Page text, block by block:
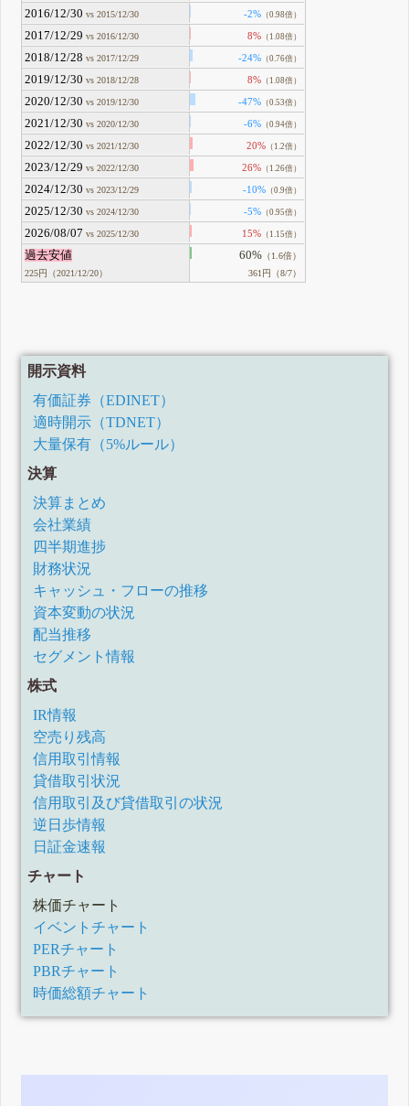
2016/12/30 vs 2015/12/30 -2% （0.98倍）
2017/12/29 vs 2016/12/30 8% （1.08倍）
2018/12/28 vs 2017/12/29 -24% （0.76倍）
2019/12/30 vs 2018/12/28 8% （1.08倍）
2020/12/30 vs 2019/12/30 -47% （0.53倍）
2021/12/30 vs 2020/12/30 -6% （0.94倍）
2022/12/30 vs 2021/12/30 20% （1.2倍）
2023/12/29 vs 2022/12/30 26% （1.26倍）
2024/12/30 vs 2023/12/29 -10% （0.9倍）
2025/12/30 vs 2024/12/30 -5% （0.95倍）
2026/08/07 vs 2025/12/30 15% （1.15倍）
過去安値
225円（2021/12/20）
60% （1.6倍）
361円（8/7）
開示資料
有価証券（EDINET）
適時開示（TDNET）
大量保有（5%ルール）
決算
決算まとめ
会社業績
四半期進捗
財務状況
キャッシュ・フローの推移
資本変動の状況
配当推移
セグメント情報
株式
IR情報
空売り残高
信用取引情報
貸借取引状況
信用取引及び貸借取引の状況
逆日歩情報
日証金速報
チャート
株価チャート
イベントチャート
PERチャート
PBRチャート
時価総額チャート